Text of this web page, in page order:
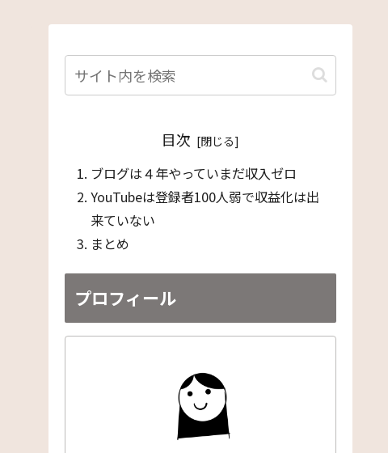
目次
ブログは４年やっていまだ収入ゼロ
YouTubeは登録者100人弱で収益化は出
来ていない
まとめ
プロフィール